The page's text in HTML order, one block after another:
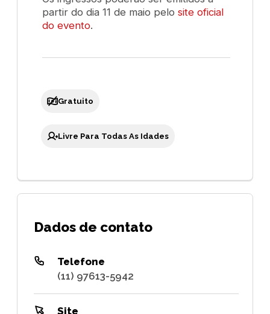
partir do dia 11 de maio pelo site oficial
do evento.
Gratuito
Livre Para Todas As Idades
Dados de contato
Telefone
(11) 97613-5942
Site